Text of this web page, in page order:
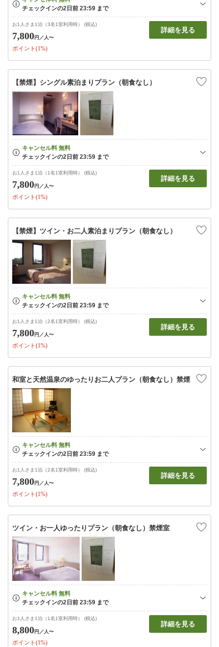
お1人さま1泊（3名1室利用時） (税込)
7,800円 ／人〜
ポイント(1%)
詳細を見る
【禁煙】シングル素泊まりプラン（朝食なし）
お1人さま1泊（1名1室利用時） (税込)
7,800円 ／人〜
ポイント(1%)
詳細を見る
【禁煙】ツイン・お二人素泊まりプラン（朝食なし）
お1人さま1泊（2名1室利用時） (税込)
7,800円 ／人〜
ポイント(1%)
詳細を見る
和室と天然温泉のゆったりお二人プラン（朝食なし）禁煙
お1人さま1泊（2名1室利用時） (税込)
7,800円 ／人〜
ポイント(1%)
詳細を見る
ツイン・お一人ゆったりプラン（朝食なし）禁煙室
お1人さま1泊（1名1室利用時） (税込)
8,800円 ／人〜
ポイント(1%)
詳細を見る